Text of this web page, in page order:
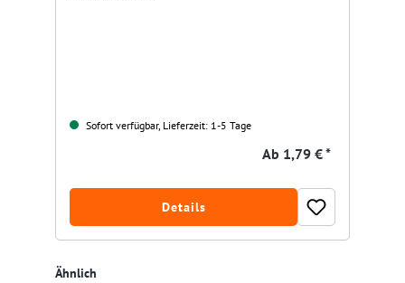
Sofort verfügbar, Lieferzeit: 1-5 Tage
Ab 1,79 € *
Details
Produktgalerie überspringen
Ähnlich